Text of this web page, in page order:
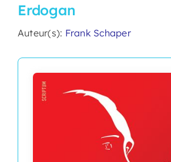
Contact
Erdogan
Auteur(s): Frank Schaper